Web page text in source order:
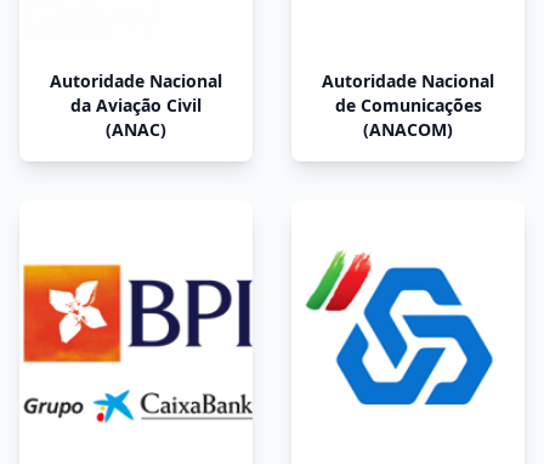
Autoridade Nacional
da Aviação Civil
(ANAC)
Autoridade Nacional
de Comunicações
(ANACOM)